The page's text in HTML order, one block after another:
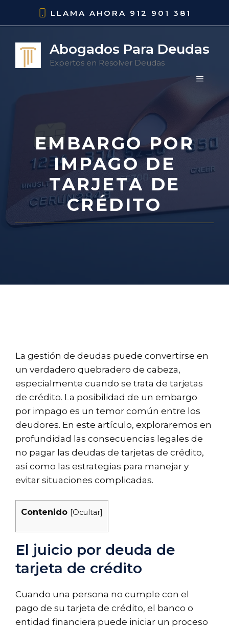
LLAMA AHORA 912 901 381
Abogados Para Deudas
Expertos en Resolver Deudas
MENÚ
EMBARGO POR
IMPAGO DE
TARJETA DE
CRÉDITO
La gestión de deudas puede convertirse en
un verdadero quebradero de cabeza,
especialmente cuando se trata de tarjetas
de crédito. La posibilidad de un embargo
por impago es un temor común entre los
deudores. En este artículo, exploraremos en
profundidad las consecuencias legales de
no pagar las deudas de tarjetas de crédito,
así como las estrategias para manejar y
evitar situaciones complicadas.
Contenido [Ocultar]
El juicio por deuda de
tarjeta de crédito
Cuando una persona no cumple con el
pago de su tarjeta de crédito, el banco o
entidad financiera puede iniciar un proceso